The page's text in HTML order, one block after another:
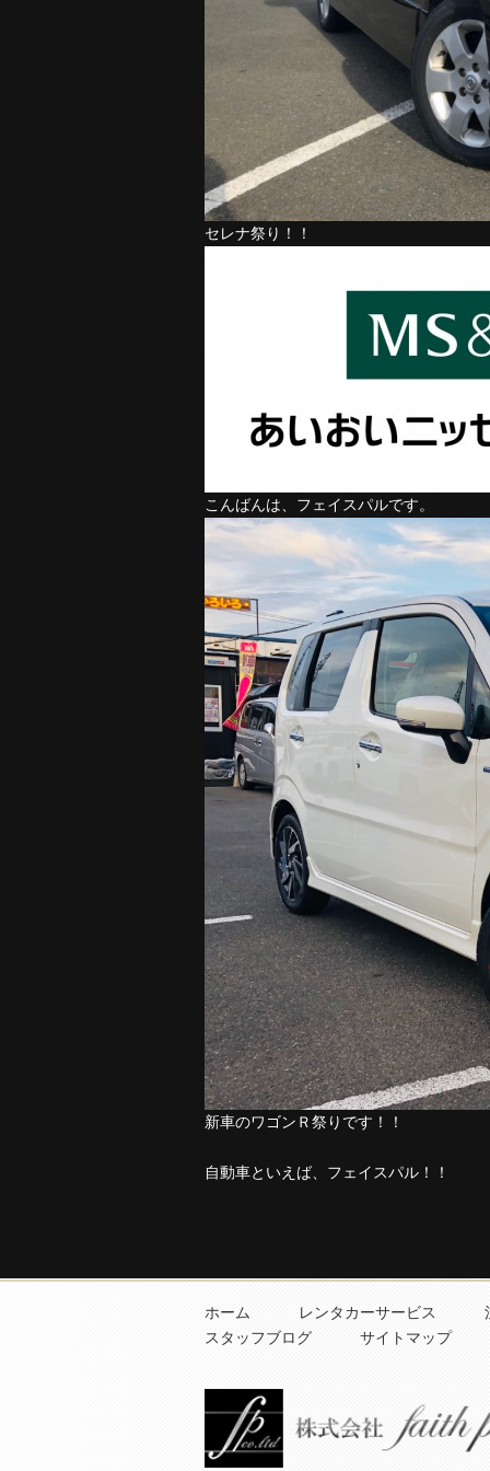
セレナ祭り！！
こんばんは、フェイスパルです。
新車のワゴンＲ祭りです！！
自動車といえば、フェイスパル！！
ホーム レンタカーサービス
スタッフブログ
サイトマップ